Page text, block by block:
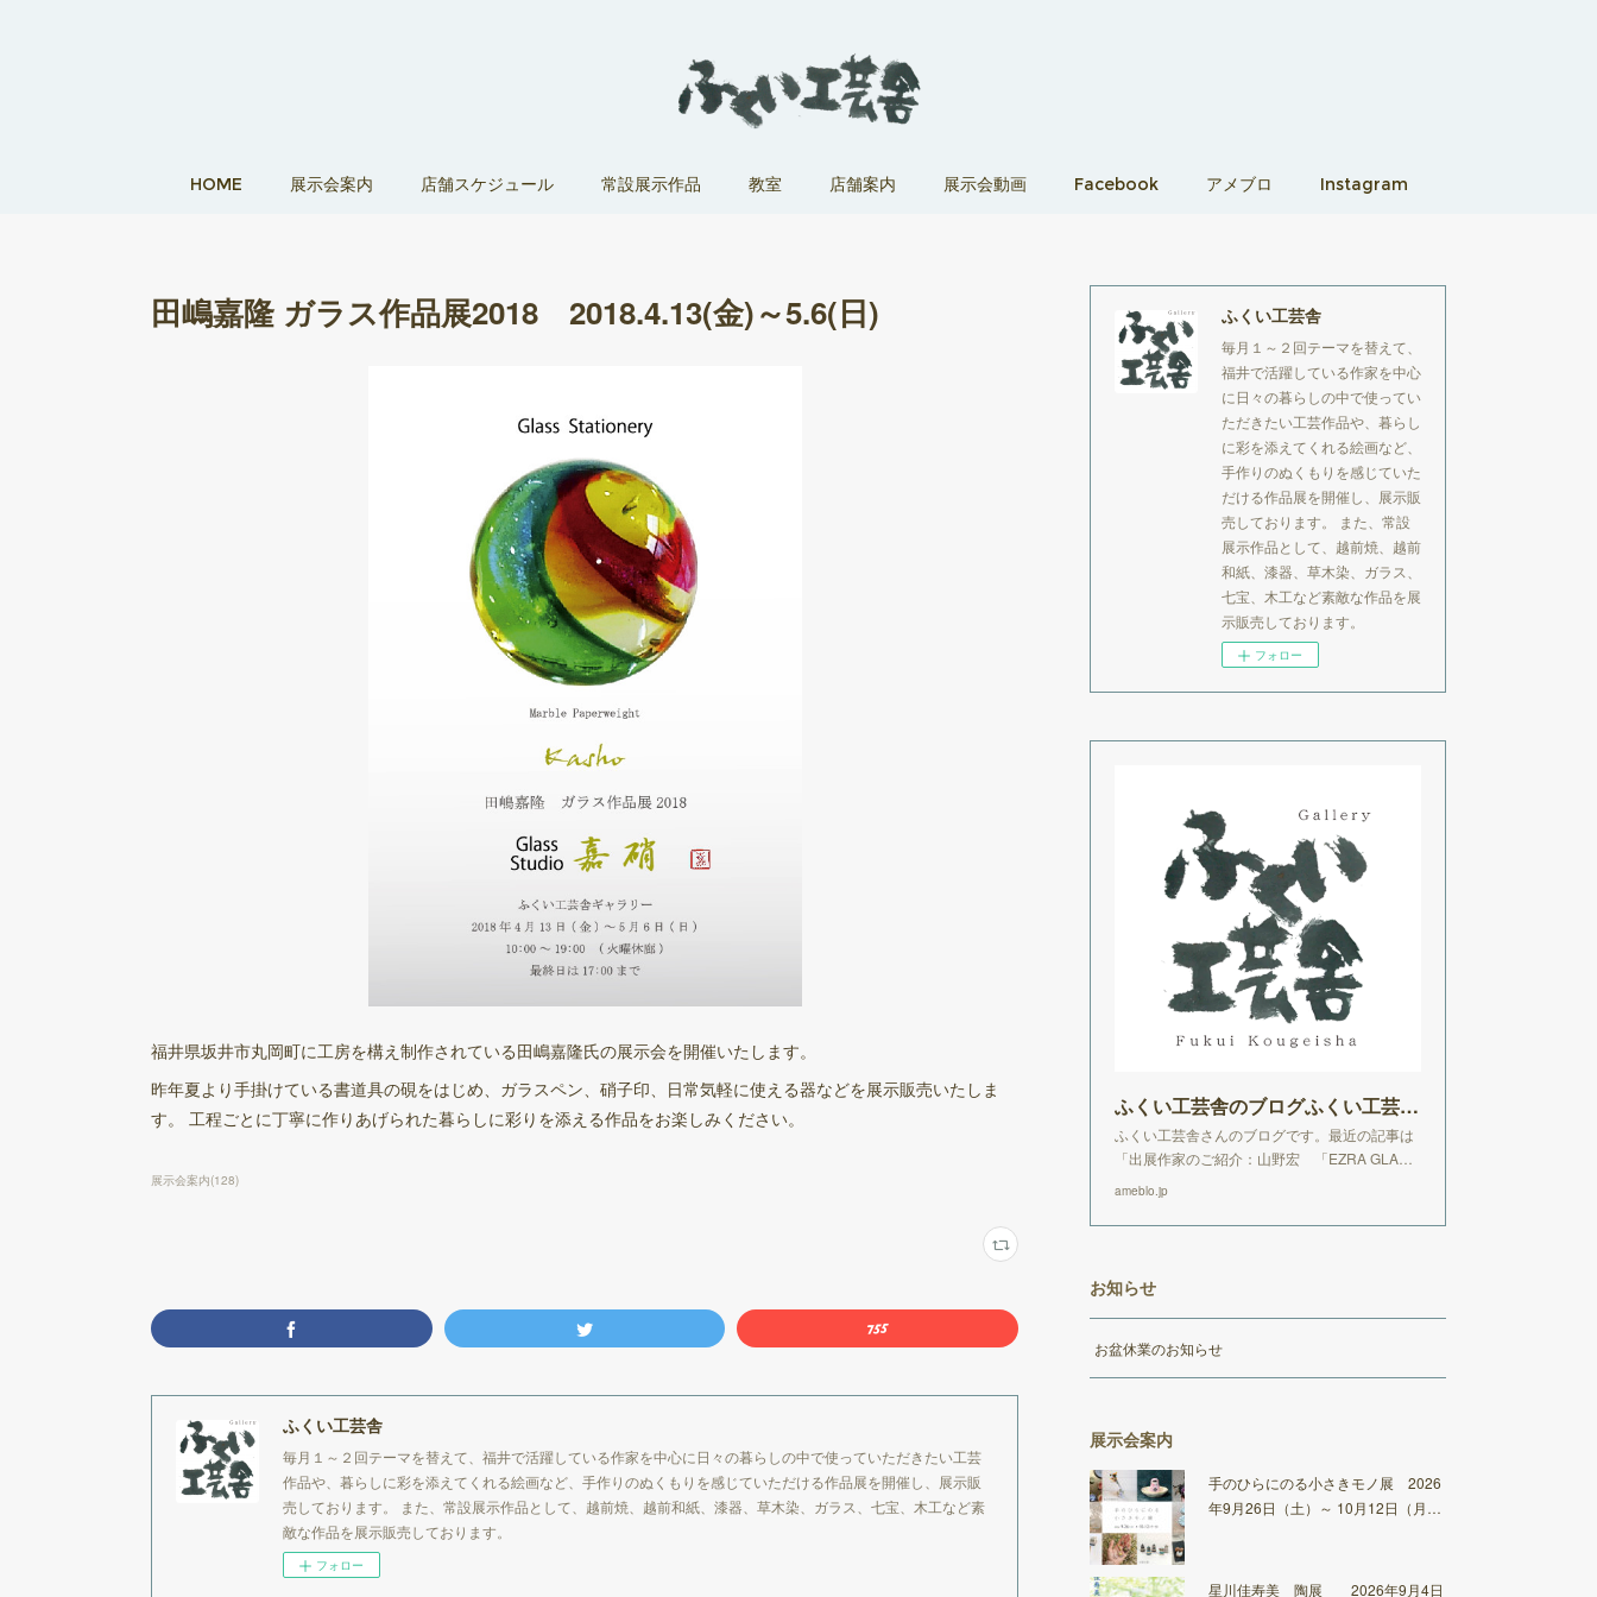
HOME 展示会案内 店舗スケジュール 常設展示作品 教室 店舗案内 展示会動画 Facebook アメブロ Instagram
田嶋嘉隆 ガラス作品展2018 2018.4.13(金)～5.6(日)
福井県坂井市丸岡町に工房を構え制作されている田嶋嘉隆氏の展示会を開催いたします。
昨年夏より手掛けている書道具の硯をはじめ、ガラスペン、硝子印、日常気軽に使える器などを展示販売いたしま
す。 工程ごとに丁寧に作りあげられた暮らしに彩りを添える作品をお楽しみください。
展示会案内(128)
ふくい工芸舎
毎月１～２回テーマを替えて、福井で活躍している作家を中心に日々の暮らしの中で使っていただきたい工芸
作品や、暮らしに彩を添えてくれる絵画など、手作りのぬくもりを感じていただける作品展を開催し、展示販
売しております。 また、常設展示作品として、越前焼、越前和紙、漆器、草木染、ガラス、七宝、木工など素
敵な作品を展示販売しております。
フォロー
ふくい工芸舎
毎月１～２回テーマを替えて、
福井で活躍している作家を中心
に日々の暮らしの中で使ってい
ただきたい工芸作品や、暮らし
に彩を添えてくれる絵画など、
手作りのぬくもりを感じていた
だける作品展を開催し、展示販
売しております。 また、常設
展示作品として、越前焼、越前
和紙、漆器、草木染、ガラス、
七宝、木工など素敵な作品を展
示販売しております。
フォロー
ふくい工芸舎のブログふくい工芸舎のブログ
ふくい工芸舎さんのブログです。最近の記事は
「出展作家のご紹介：山野宏 「EZRA GLA…
ameblo.jp
お知らせ
お盆休業のお知らせ
展示会案内
手のひらにのる小さきモノ展 2026
年9月26日（土）～ 10月12日（月…
星川佳寿美 陶展 2026年9月4日